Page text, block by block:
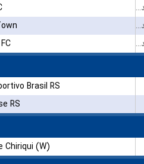
بازی شروع نشده است
بازی شروع نشده است
بازی شروع نشده است
Brasil RS
RS
Chiriqui (W)